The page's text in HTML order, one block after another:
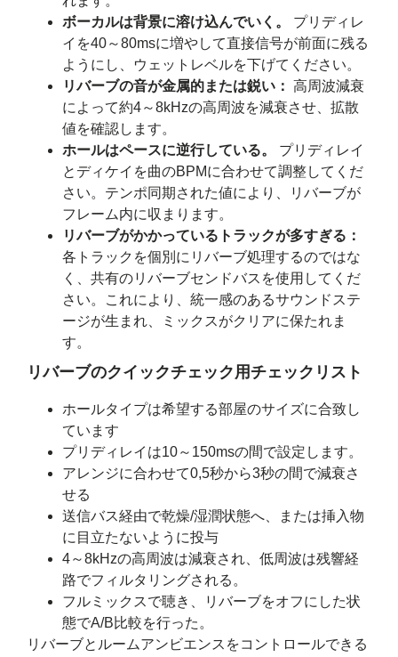
ボーカルは背景に溶け込んでいく。
プリディレ
イを40～80msに増やして直接信号が前面に残る
ようにし、ウェットレベルを下げてください。
リバーブの音が金属的または鋭い： 高周波減衰
によって約4～8kHzの高周波を減衰させ、拡散
値を確認します。
ホールはペースに逆行している。
プリディレイ
とディケイを曲のBPMに合わせて調整してくだ
さい。テンポ同期された値により、リバーブが
フレーム内に収まります。
リバーブがかかっているトラックが多すぎる：
各トラックを個別にリバーブ処理するのではな
く、共有のリバーブセンドバスを使用してくだ
さい。これにより、統一感のあるサウンドステ
ージが生まれ、ミックスがクリアに保たれま
す。
リバーブのクイックチェック用チェックリスト
ホールタイプは希望する部屋のサイズに合致し
ています
プリディレイは10～150msの間で設定します。
アレンジに合わせて0,5秒から3秒の間で減衰さ
せる
送信バス経由で乾燥/湿潤状態へ、または挿入物
に目立たないように投与
4～8kHzの高周波は減衰され、低周波は残響経
路でフィルタリングされる。
フルミックスで聴き、リバーブをオフにした状
態でA/B比較を行った。
リバーブとルームアンビエンスをコントロールできる